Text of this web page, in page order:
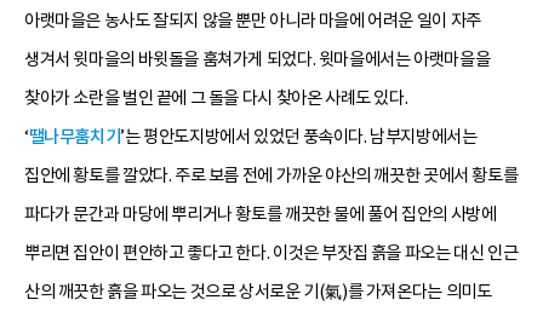
아랫마을은 농사도 잘되지 않을 뿐만 아니라 마을에 어려운 일이 자주
생겨서 윗마을의 바윗돌을 훔쳐가게 되었다. 윗마을에서는 아랫마을을
찾아가 소란을 벌인 끝에 그 돌을 다시 찾아온 사례도 있다.
‘땔나무훔치기’는 평안도지방에서 있었던 풍속이다. 남부지방에서는
집안에 황토를 깔았다. 주로 보름 전에 가까운 야산의 깨끗한 곳에서 황토를
파다가 문간과 마당에 뿌리거나 황토를 깨끗한 물에 풀어 집안의 사방에
뿌리면 집안이 편안하고 좋다고 한다. 이것은 부잣집 흙을 파오는 대신 인근
산의 깨끗한 흙을 파오는 것으로 상서로운 기(氣)를 가져온다는 의미도